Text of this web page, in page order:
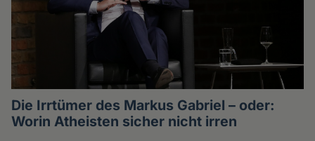
Die Irrtümer des Markus Gabriel – oder:
Worin Atheisten sicher nicht irren